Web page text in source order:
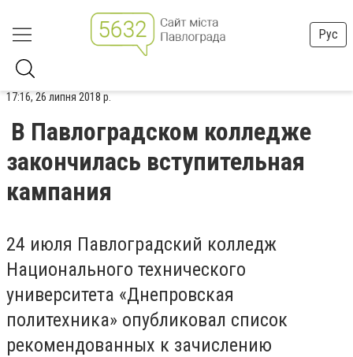
Рус
17:16, 26 липня 2018 р.
В Павлоградском колледже
закончилась вступительная
кампания
24 июля Павлоградский колледж
Национального технического
университета «Днепровская
политехника» опубликовал список
рекомендованных к зачислению